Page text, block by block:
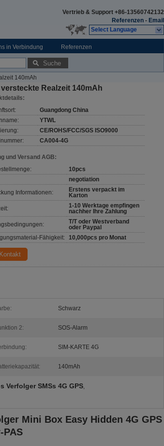
Vertrieb & Support +86-13560742132
Referenzen - Email
Select Language
in Verbindung Referenzen
Suche
140mAh
Realzeit 140mAh
Guangdong China
YTWL
CE/ROHS/FCC/SGS ISO9000
CA004-4G
und Versand AGB:
10pcs
negotiation
Informationen:
Erstens verpackt im
Karton
1-10 Werktage empfingen
nachher Ihre Zahlung
T/T oder Westverband
oder Paypal
Fähigkeit: 10,000pcs pro Monat
Kontakt
Schwarz
2: SOS-Alarm
SIM-KARTE 4G
140mAh
Verfolger SMSs 4G GPS,
Mini Box Easy Hidden 4G GPS
PAS